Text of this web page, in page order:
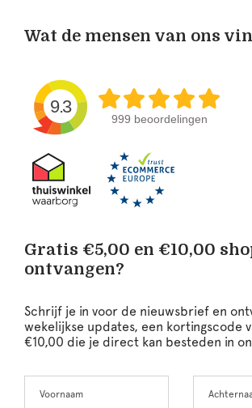
Wat de mensen van ons
9.3
999 beoordelingen
Gratis €5,00 en €10,00
ontvangen?
Schrijf je in voor de nieuwsbrief en
wekelijkse updates, een kortingscode
€10,00 die je direct kan besteden in
this